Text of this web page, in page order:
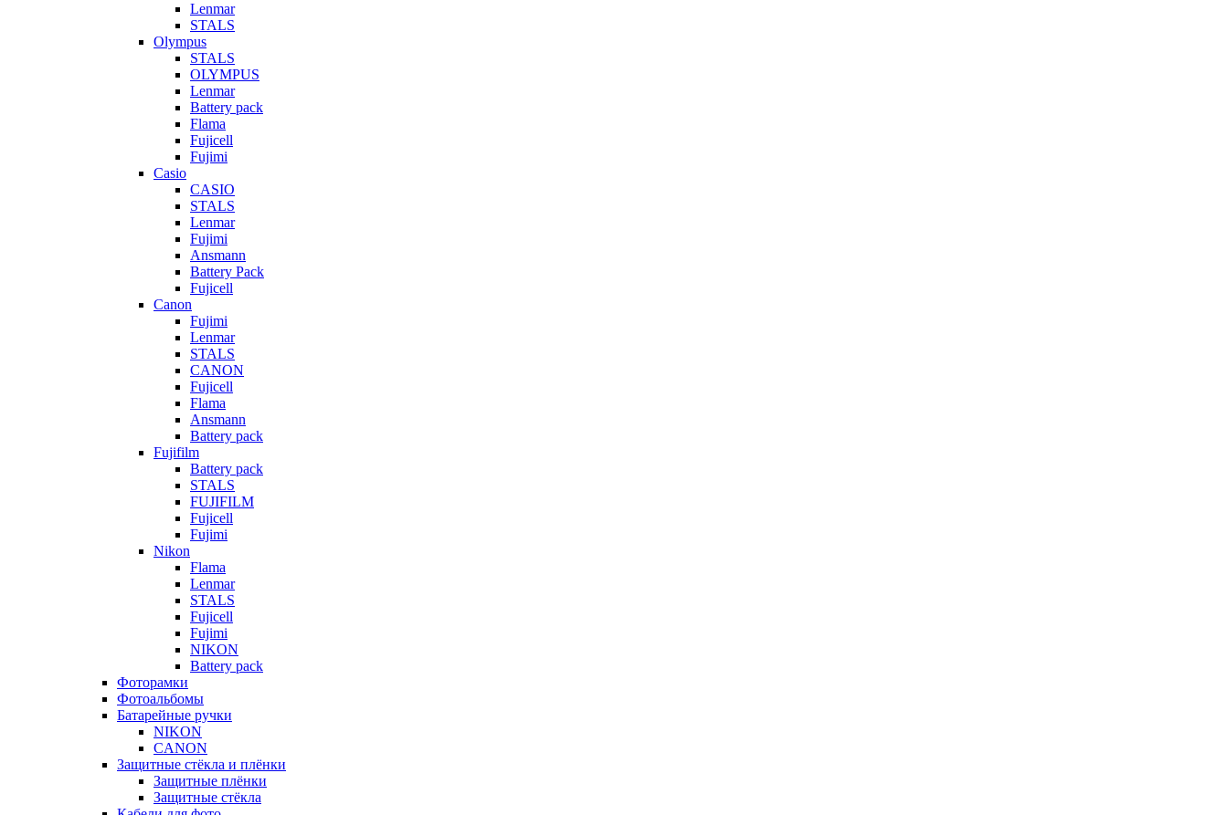
Lenmar
STALS
Olympus
STALS
OLYMPUS
Lenmar
Battery pack
Flama
Fujicell
Fujimi
Casio
CASIO
STALS
Lenmar
Fujimi
Ansmann
Battery Pack
Fujicell
Canon
Fujimi
Lenmar
STALS
CANON
Fujicell
Flama
Ansmann
Battery pack
Fujifilm
Battery pack
STALS
FUJIFILM
Fujicell
Fujimi
Nikon
Flama
Lenmar
STALS
Fujicell
Fujimi
NIKON
Battery pack
Фоторамки
Фотоальбомы
Батарейные ручки
NIKON
CANON
Защитные стёкла и плёнки
Защитные плёнки
Защитные стёкла